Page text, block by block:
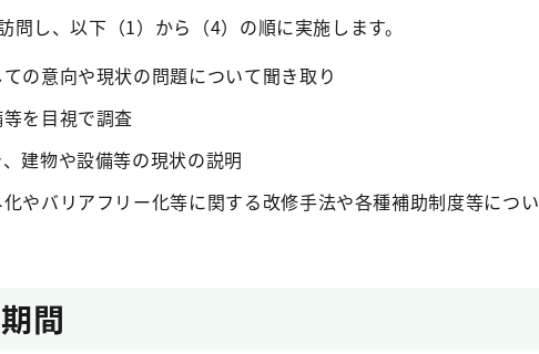
問し、以下（1）から（4）の順に実施します。
の意向や現状の問題について聞き取り
を目視で調査
建物や設備等の現状の説明
やバリアフリー化等に関する改修手法や各種補助制度等につ
間